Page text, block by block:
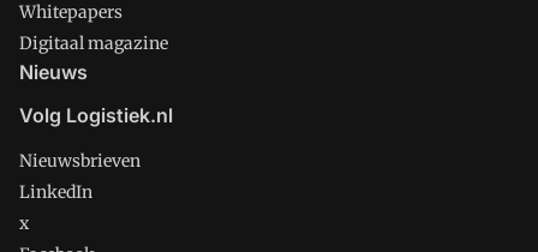
Whitepapers
Digitaal magazine
Nieuws
Volg Logistiek.nl
Nieuwsbrieven
LinkedIn
x